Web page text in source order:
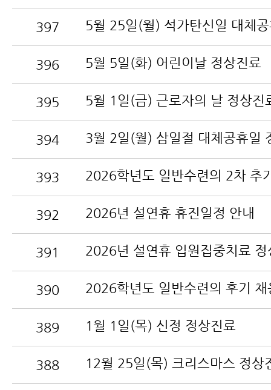
397
396 5월 5일(화) 어린이날 정상진료
395 5월 1일(금) 근로자의 날 정상진
394
393
392 2026년 설연휴 휴진일정 안내
391
390
389 1월 1일(목) 신정 정상진료
388 12월 25일(목) 크리스마스 정상